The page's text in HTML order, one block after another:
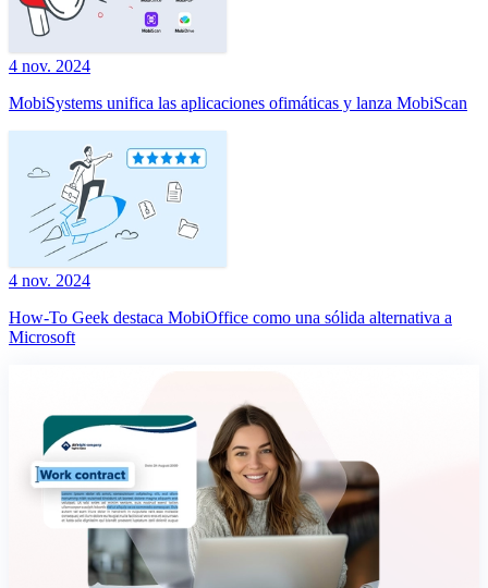
4 nov. 2024
MobiSystems unifica las aplicaciones ofimáticas y lanza MobiScan
4 nov. 2024
How-To Geek destaca MobiOffice como una sólida alternativa a
Microsoft